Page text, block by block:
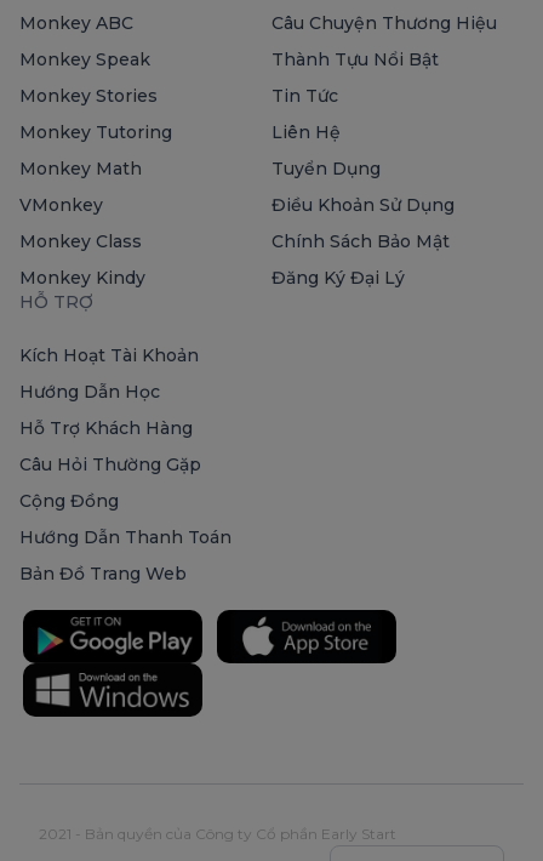
Monkey ABC
Monkey Speak
Monkey Stories
Monkey Tutoring
Monkey Math
VMonkey
Monkey Class
Monkey Kindy
Câu Chuyện Thương Hiệu
Thành Tựu Nổi Bật
Tin Tức
Liên Hệ
Tuyển Dụng
Điều Khoản Sử Dụng
Chính Sách Bảo Mật
Đăng Ký Đại Lý
HỖ TRỢ
Kích Hoạt Tài Khoản
Hướng Dẫn Học
Hỗ Trợ Khách Hàng
Câu Hỏi Thường Gặp
Cộng Đồng
Hướng Dẫn Thanh Toán
Bản Đồ Trang Web
2021 - Bản quyền của Công ty Cổ phần Early Start